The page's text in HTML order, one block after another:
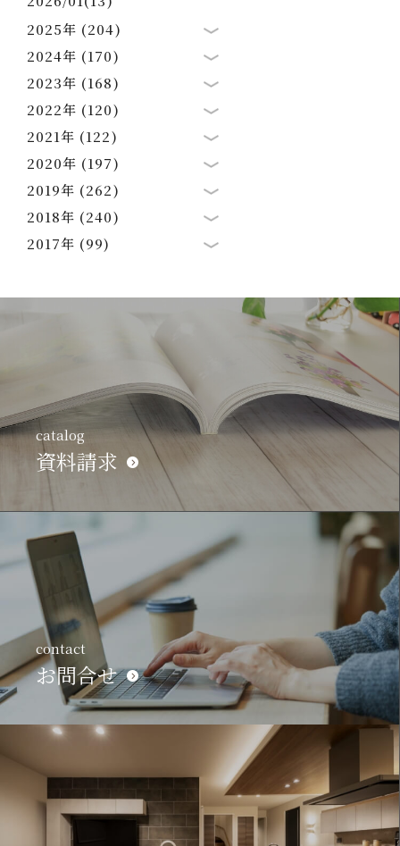
2025年 (204)
2024年 (170)
2023年 (168)
2022年 (120)
2021年 (122)
2020年 (197)
2019年 (262)
2018年 (240)
2017年 (99)
catalog
資料請求
contact
お問合せ